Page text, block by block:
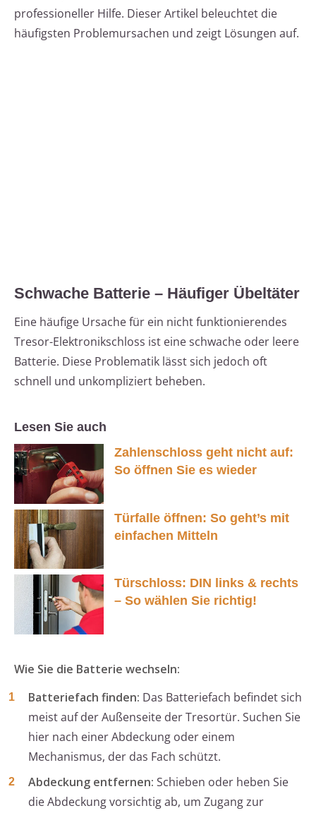
professioneller Hilfe. Dieser Artikel beleuchtet die
häufigsten Problemursachen und zeigt Lösungen auf.
Schwache Batterie – Häufiger Übeltäter
Eine häufige Ursache für ein nicht funktionierendes
Tresor-Elektronikschloss ist eine schwache oder leere
Batterie. Diese Problematik lässt sich jedoch oft
schnell und unkompliziert beheben.
Lesen Sie auch
Zahlenschloss geht nicht auf:
So öffnen Sie es wieder
Türfalle öffnen: So geht’s mit
einfachen Mitteln
Türschloss: DIN links & rechts
– So wählen Sie richtig!
Wie Sie die Batterie wechseln:
Batteriefach finden: Das Batteriefach befindet sich
meist auf der Außenseite der Tresortür. Suchen Sie
hier nach einer Abdeckung oder einem
Mechanismus, der das Fach schützt.
Abdeckung entfernen: Schieben oder heben Sie
die Abdeckung vorsichtig ab, um Zugang zur